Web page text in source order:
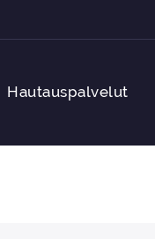
Hautauspalvelut